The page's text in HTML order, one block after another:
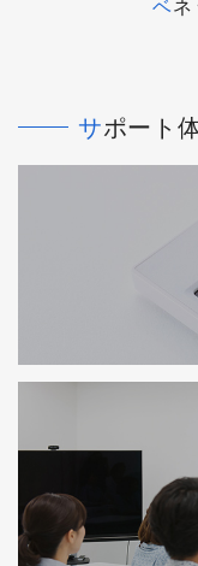
ベ
サポート